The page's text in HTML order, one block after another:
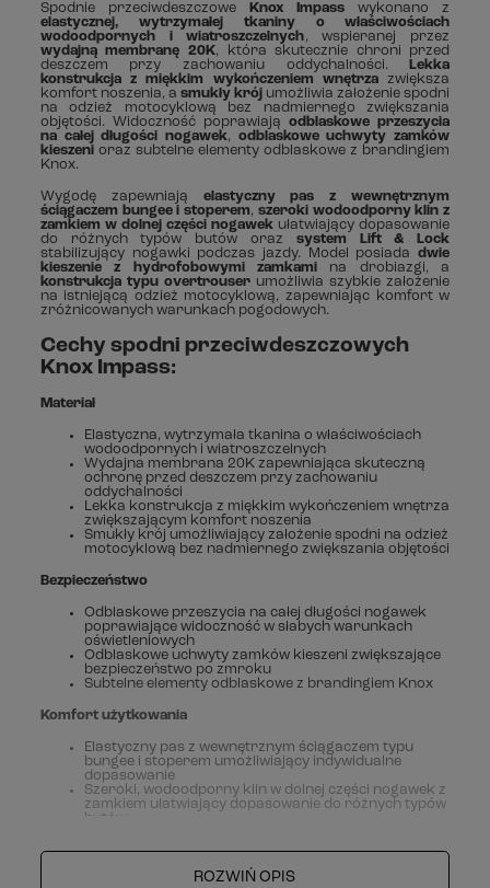
Spodnie przeciwdeszczowe Knox Impass wykonano z
elastycznej, wytrzymałej tkaniny o właściwościach
wodoodpornych i wiatroszczelnych, wspieranej przez
wydajną membranę 20K, która skutecznie chroni przed
deszczem przy zachowaniu oddychalności.
Lekka
konstrukcja z miękkim wykończeniem wnętrzazwiększa
komfort noszenia, a smukły krój umożliwia założenie spodni
na odzież motocyklową bez nadmiernego zwiększania
objętości. Widoczność poprawiająodblaskowe przeszycia
na całej długości nogawek, odblaskowe uchwyty zamków
kieszeni oraz subtelne elementy odblaskowe z brandingiem
Knox.
Wygodę zapewniają elastyczny pas z wewnętrznym
ściągaczem bungee i stoperem, szeroki wodoodporny klin z
zamkiem w dolnej części nogawek ułatwiający dopasowanie
do różnych typów butów oraz system Lift & Lock
stabilizujący nogawki podczas jazdy. Model posiadadwie
kieszenie z hydrofobowymi zamkami na drobiazgi, a
konstrukcja typu overtrouserumożliwia szybkie założenie
na istniejącą odzież motocyklową, zapewniając komfort w
zróżnicowanych warunkach pogodowych.
Cechy spodni przeciwdeszczowych
Knox Impass:
Materiał
Elastyczna, wytrzymała tkanina o właściwościach
wodoodpornych i wiatroszczelnych
Wydajna membrana 20K zapewniająca skuteczną
ochronę przed deszczem przy zachowaniu
oddychalności
Lekka konstrukcja z miękkim wykończeniem wnętrza
zwiększającym komfort noszenia
Smukły krój umożliwiający założenie spodni na odzież
motocyklową bez nadmiernego zwiększania objętości
Bezpieczeństwo
Odblaskowe przeszycia na całej długości nogawek
poprawiające widoczność w słabych warunkach
oświetleniowych
Odblaskowe uchwyty zamków kieszeni zwiększające
bezpieczeństwo po zmroku
Subtelne elementy odblaskowe z brandingiem Knox
Komfort użytkowania
Elastyczny pas z wewnętrznym ściągaczem typu
bungee i stoperem umożliwiający indywidualne
dopasowanie
Szeroki, wodoodporny klin w dolnej części nogawek z
zamkiem ułatwiający dopasowanie do różnych typów
butów
hydrofobowych na niezbędne drobiazgi
ROZWIŃ OPIS